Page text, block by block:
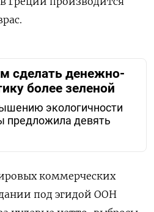
сделать денежно-
более зеленой
экологичности
предложила девять
коммерческих
под эгидой ООН